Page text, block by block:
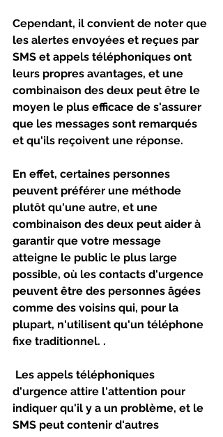
Cependant, il convient de noter que
les alertes envoyées et reçues par
SMS et appels téléphoniques ont
leurs propres avantages, et une
combinaison des deux peut être le
moyen le plus efficace de s'assurer
que les messages sont remarqués
et qu'ils reçoivent une réponse.
En effet, certaines personnes
peuvent préférer une méthode
plutôt qu'une autre, et une
combinaison des deux peut aider à
garantir que votre message
atteigne le public le plus large
possible, où les contacts d'urgence
peuvent être des personnes âgées
comme des voisins qui, pour la
plupart, n'utilisent qu'un téléphone
fixe traditionnel. .
d'urgence attire l'attention pour
indiquer qu'il y a un problème, et le
SMS peut contenir d'autres